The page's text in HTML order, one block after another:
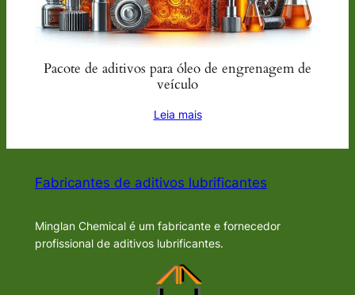
Pacote de aditivos para óleo de engrenagem de
veículo
Leia mais
Fabricantes de aditivos lubrificantes
Minglan Chemical é um fabricante e fornecedor
profissional de aditivos lubrificantes.